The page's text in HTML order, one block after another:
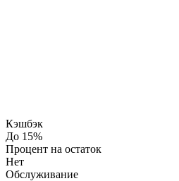
Кэшбэк
До 15%
Процент на остаток
Нет
Обслуживание